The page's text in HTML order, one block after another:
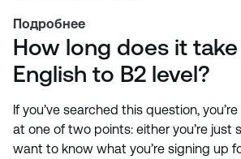
Подробнее
How long does it
English to B2 level?
If you’ve searched this question,
at one of two points: either you’re just
want to know what you’re signing up